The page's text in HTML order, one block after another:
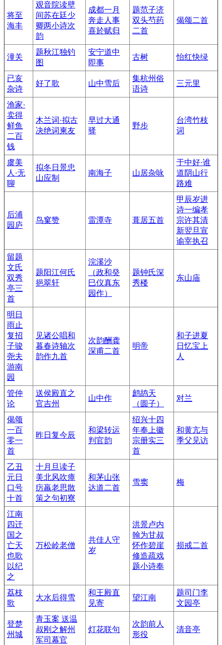
将至
海丰
观音院读壁
间苏在廷少
卿两小诗次
韵
成都一月
奔走人事
喜於赋归
题范子济
双头芍药
二首
偈颂二首
潼关
题秋江独钓
图
安宁道中
即事
古树 怡红快绿
已亥
杂诗
好了歌 山中雪后
集杭州俗
语诗
三元里
渔家·
卖得
鲜鱼
二百
钱
木兰词·拟古
决绝词柬友
早过大通
驿
野步
台湾竹枝
词
虞美
人·无
聊
拟冬日景忠
山应制
南海子 山居杂咏
于中好·谁
道阴山行
路难
后浦
园庐
鸟窠赞 雷潭寺 葺居五首
甲辰岁进
诗一编孝
宗许其清
新翌旦宣
谕宰执召
留题
文氏
双秀
亭三
首
题阳江何氏
挹翠轩
浣溪沙
（政和癸
巳仪真东
园作）
题钟氏深
秀楼
东山庙
明日
雨止
复招
子骏
尧夫
游南
园
见诸公唱和
暮春诗轴次
韵作九首
次韵酬龚
深甫二首
明帝
和子进夏
日忆宝上
人
管仲
论
送侯殿直之
官吉州
山中作
鹧鸪天
（圆子）
对兰
偈颂
一百
零一
首
昨日复今辰
和梁转运
判官韵
绍兴十四
年奉上徽
宗册实三
首
和黄亢与
季父见访
乙丑
元日
口号
十首
十月旦读子
美北风吹瘴
疠羸老思散
策之句初寮
和茅山张
达道二首
雪窦 梅
江南
四迁
国之
亡天
也歌
以纪
之
万松岭老僧
共佳人守
岁
洪景卢内
翰为甘叔
怀作碧崖
修造疏戏
题小诗奉
损戒二首
荔枝
歌
大水后得雪
和王殿直
见寄
望江南
题司门李
文园亭
登楚
州城
青玉案 送温
叔刚之解州
军司幕官
灯花联句
次韵前人
形役
清音亭